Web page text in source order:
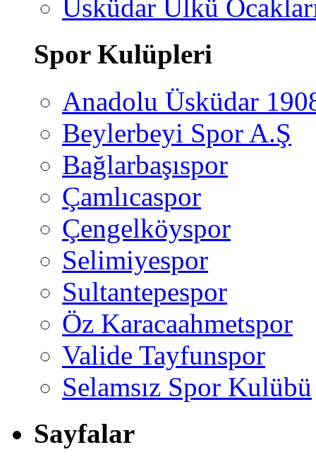
Üsküdar Ülkü
Spor Kulüpleri
Anadolu Üsküdar
Beylerbeyi Spor A.Ş
Bağlarbaşıspor
Çamlıcaspor
Çengelköyspor
Selimiyespor
Sultantepespor
Öz Karacaahmetspor
Valide Tayfunspor
Selamsız Spor Kulübü
Sayfalar